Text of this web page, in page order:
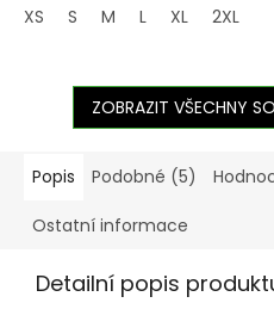
XS
S M L XL 2XL
ZOBRAZIT VŠECHNY
Popis Podobné (5)
Ostatní informace
Detailní popis